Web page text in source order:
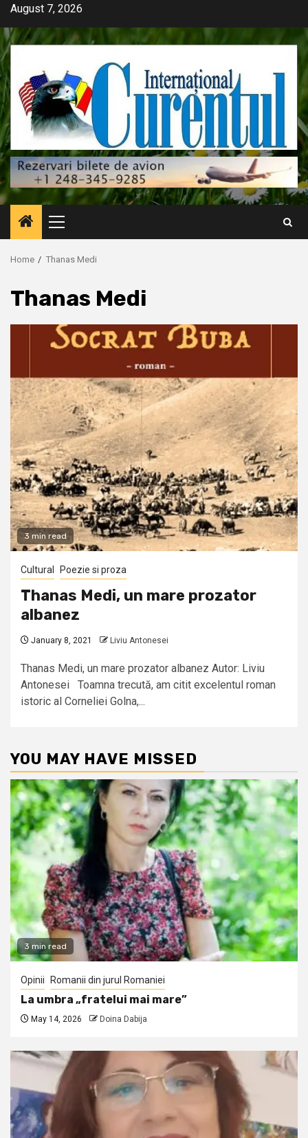
Skip
content
August 7, 2026
Primary
Menu
Home Thanas Medi
Thanas Medi
3 min read
Cultural Poezie si proza
Thanas Medi, un mare prozator
albanez
January 8, 2021 Liviu Antonesei
Thanas Medi, un mare prozator albanez Autor: Liviu
Antonesei Toamna trecută, am citit excelentul roman
istoric al Corneliei Golna,...
YOU MAY HAVE MISSED
3 min read
Opinii Romanii din jurul Romaniei
La umbra „fratelui mai mare”
May 14, 2026 Doina Dabija